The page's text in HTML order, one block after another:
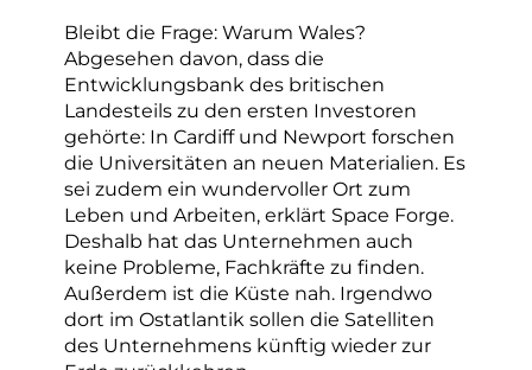
Bleibt die Frage: Warum Wales?
Abgesehen davon, dass die
Entwicklungsbank des britischen
Landesteils zu den ersten Investoren
gehörte: In Cardiff und Newport forschen
die Universitäten an neuen Materialien. Es
sei zudem ein wundervoller Ort zum
Leben und Arbeiten, erklärt Space Forge.
Deshalb hat das Unternehmen auch
keine Probleme, Fachkräfte zu finden.
Außerdem ist die Küste nah. Irgendwo
dort im Ostatlantik sollen die Satelliten
des Unternehmens künftig wieder zur